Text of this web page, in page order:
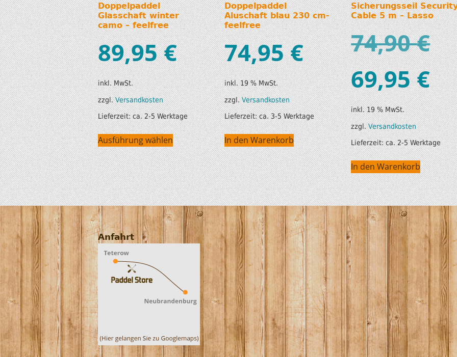
Doppelpaddel
Glasschaft winter
camo – feelfree
89,95€
inkl. MwSt.
zzgl.Versandkosten
Lieferzeit:ca. 2-5 Werktage
Ausführung wählen
Doppelpaddel
Aluschaft blau 230 cm-
feelfree
74,95€
inkl. 19 % MwSt.
zzgl.Versandkosten
Lieferzeit:ca. 3-5 Werktage
In den Warenkorb
Sicherungsseil
Cable 5 m – Lasso
74,90€
69,95€
inkl. 19 % MwSt.
zzgl.Versandkosten
Lieferzeit:ca. 2-5 Werktage
In den Warenkorb
Anfahrt